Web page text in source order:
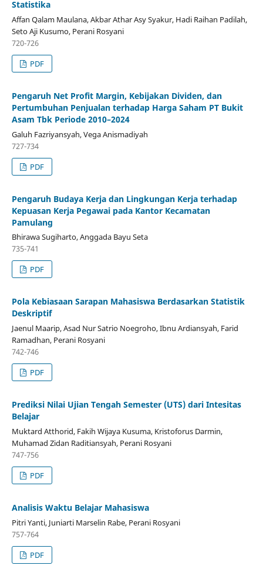
Statistika
Affan Qalam Maulana, Akbar Athar Asy Syakur, Hadi Raihan Padilah,
Seto Aji Kusumo, Perani Rosyani
720-726
PDF
Pengaruh Net Profit Margin, Kebijakan Dividen, dan
Pertumbuhan Penjualan terhadap Harga Saham PT Bukit
Asam Tbk Periode 2010–2024
Galuh Fazriyansyah, Vega Anismadiyah
727-734
PDF
Pengaruh Budaya Kerja dan Lingkungan Kerja terhadap
Kepuasan Kerja Pegawai pada Kantor Kecamatan
Pamulang
Bhirawa Sugiharto, Anggada Bayu Seta
735-741
PDF
Pola Kebiasaan Sarapan Mahasiswa Berdasarkan Statistik
Deskriptif
Jaenul Maarip, Asad Nur Satrio Noegroho, Ibnu Ardiansyah, Farid
Ramadhan, Perani Rosyani
742-746
PDF
Prediksi Nilai Ujian Tengah Semester (UTS) dari Intesitas
Belajar
Muktard Atthorid, Fakih Wijaya Kusuma, Kristoforus Darmin,
Muhamad Zidan Raditiansyah, Perani Rosyani
747-756
PDF
Analisis Waktu Belajar Mahasiswa
Pitri Yanti, Juniarti Marselin Rabe, Perani Rosyani
757-764
PDF